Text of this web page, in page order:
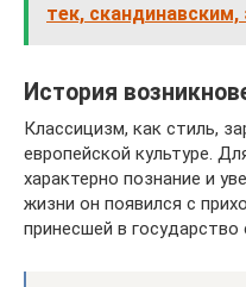
тек, скандинавским,
История
Классицизм, как стиль,
европейской культуре.
характерно познание и
жизни он появился с
принесшей в государство